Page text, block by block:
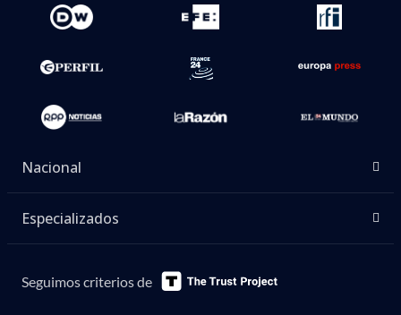
Nacional
Especializados
Seguimos criterios de